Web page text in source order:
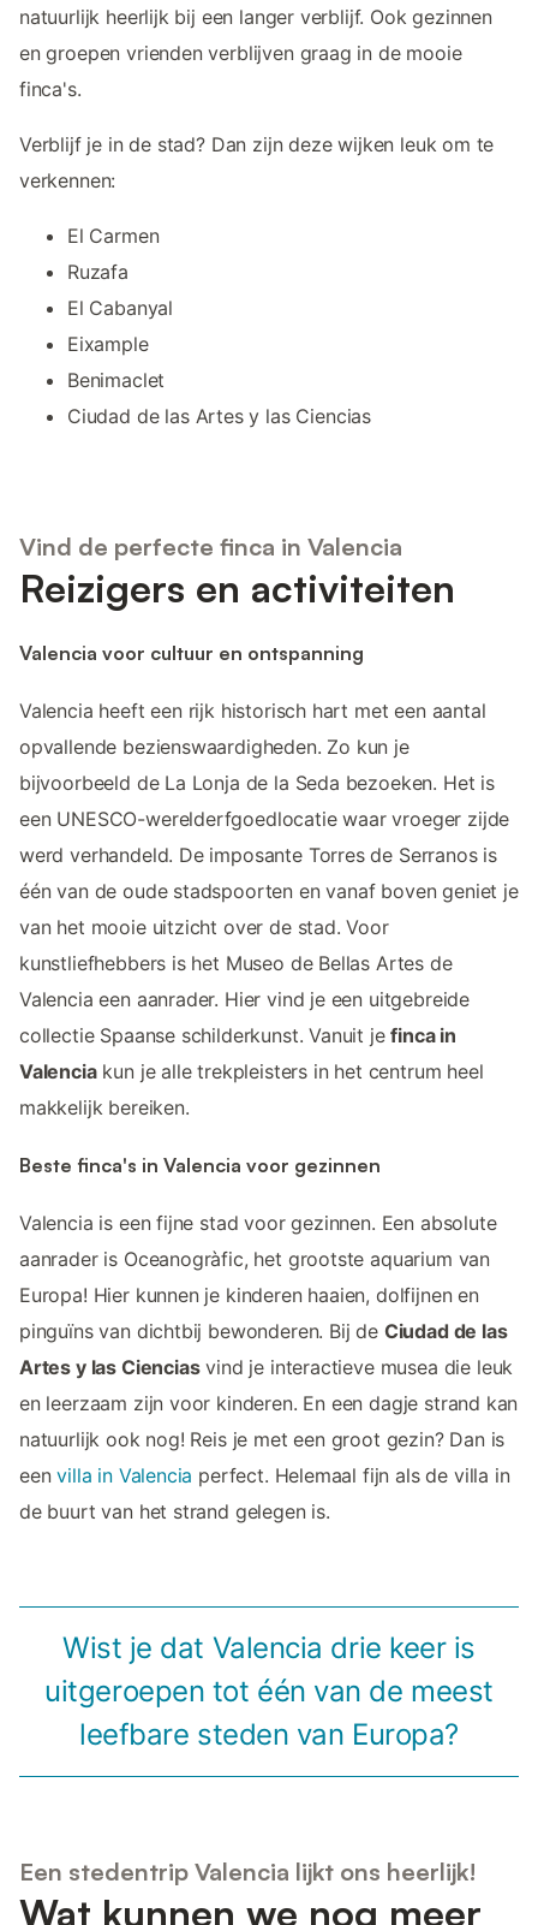
natuurlijk heerlijk bij een langer verblijf. Ook gezinnen
en groepen vrienden verblijven graag in de mooie
finca's.
Verblijf je in de stad? Dan zijn deze wijken leuk om te
verkennen:
El Carmen
Ruzafa
El Cabanyal
Eixample
Benimaclet
Ciudad de las Artes y las Ciencias
Vind de perfecte finca in Valencia
Reizigers en activiteiten
Valencia voor cultuur en ontspanning
Valencia heeft een rijk historisch hart met een aantal
opvallende bezienswaardigheden. Zo kun je
bijvoorbeeld de La Lonja de la Seda bezoeken. Het is
een UNESCO-werelderfgoedlocatie waar vroeger zijde
werd verhandeld. De imposante Torres de Serranos is
één van de oude stadspoorten en vanaf boven geniet je
van het mooie uitzicht over de stad. Voor
kunstliefhebbers is het Museo de Bellas Artes de
Valencia een aanrader. Hier vind je een uitgebreide
collectie Spaanse schilderkunst. Vanuit jefinca in
Valenciakun je alle trekpleisters in het centrum heel
makkelijk bereiken.
Beste finca's in Valencia voor gezinnen
Valencia is een fijne stad voor gezinnen. Een absolute
aanrader is Oceanogràfic, het grootste aquarium van
Europa! Hier kunnen je kinderen haaien, dolfijnen en
pinguïns van dichtbij bewonderen. Bij de Ciudad de las
Artes y las Cienciasvind je interactieve musea die leuk
en leerzaam zijn voor kinderen. En een dagje strand kan
natuurlijk ook nog! Reis je met een groot gezin? Dan is
eenvilla in Valencia perfect. Helemaal fijn als de villa in
de buurt van het strand gelegen is.
Wist je dat Valencia drie keer is
uitgeroepen tot één van de meest
leefbare steden van Europa?
Een stedentrip Valencia lijkt ons heerlijk!
Wat kunnen we nog meer